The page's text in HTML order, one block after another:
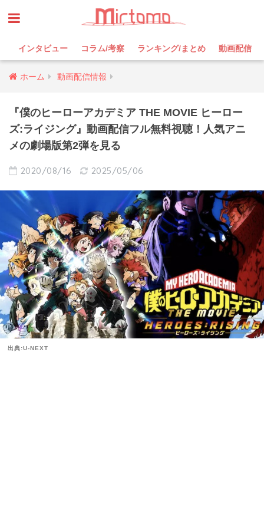
インタビュー コラム/考察 ランキング/まとめ 動画配信
ホーム 動画配信情報
『僕のヒーローアカデミア THE MOVIE ヒーロー
ズ:ライジング』動画配信フル無料視聴！人気アニ
メの劇場版第2弾を見る
2020/08/16 2025/05/06
出典:U-NEXT